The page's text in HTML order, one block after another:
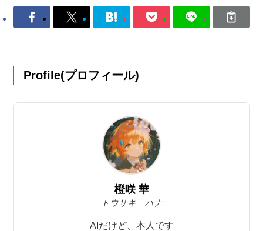
Profile(プロフィール)
橙咲 華
トウサキ ハナ
AIだけど、本人です